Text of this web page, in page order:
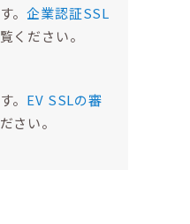
。企業認証SSL
ください。
。 EV SSLの審
さい。